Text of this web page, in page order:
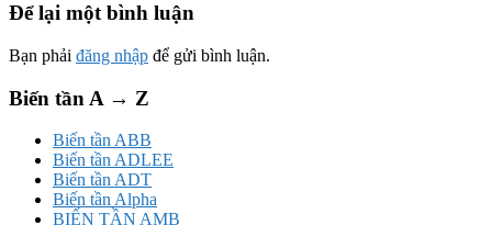
Để lại một bình luận
Bạn phải đăng nhập để gửi bình luận.
Biến tần A → Z
Biến tần ABB
Biến tần ADLEE
Biến tần ADT
Biến tần Alpha
BIẾN TẦN AMB